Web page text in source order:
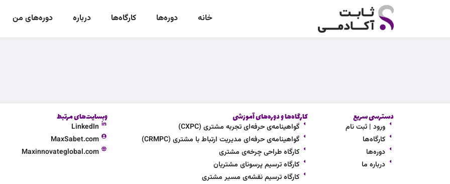
خانه دوره‌‌ها کارگاه‌ها درباره دوره‌های من
دسترسی سریع
ورود | ثبت نام
کارگاه‌ها
دوره‌ها
درباره ما
کارگاه‌ها و دوره‌های آموزشی
گواهینامه‌ی حرفه‌ای تجربه مشتری (CXPC)
گواهینامه‌ی حرفه‌ای مدیریت ارتباط با مشتری (CRMPC)
کارگاه طراحی چرخه‌ی مشتری
کارگاه ترسیم پرسونای مشتریان
کارگاه ترسیم نقشه‌ی مسیر مشتری
وبسایت‌های مرتبط
LinkedIn
MaxSabet.com
Maxinnovateglobal.com